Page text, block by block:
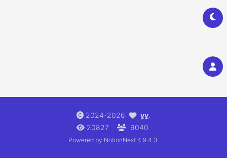
2024-2026 yy.
20827
9040
Powered by NotionNext 4.9.4.3.